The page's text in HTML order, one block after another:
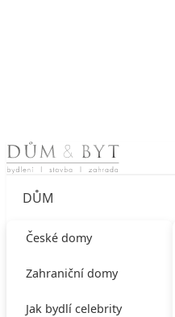
Skip to content
DŮM
České domy
Zahraniční domy
Jak bydlí celebrity